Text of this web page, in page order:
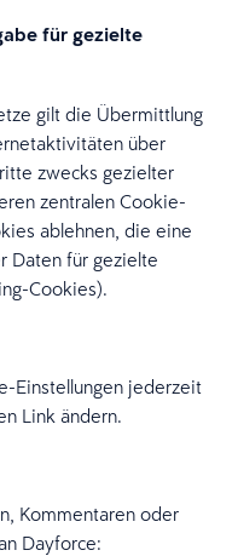
für gezielte
gilt die Übermittlung
über
zwecks gezielter
zentralen Cookie-
ablehnen, die eine
Daten für gezielte
Cookies).
Einstellungen jederzeit
Link ändern.
Kommentaren oder
Dayforce: